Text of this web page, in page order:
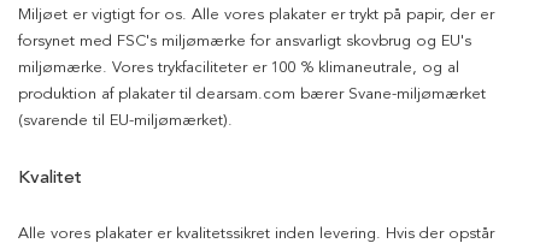
Miljøet er vigtigt for os. Alle vores plakater er trykt på papir, der er
forsynet med FSC's miljømærke for ansvarligt skovbrug og EU's
miljømærke. Vores trykfaciliteter er 100 % klimaneutrale, og al
produktion af plakater til dearsam.com bærer Svane-miljømærket
(svarende til EU-miljømærket).
Kvalitet
Alle vores plakater er kvalitetssikret inden levering. Hvis der opstår